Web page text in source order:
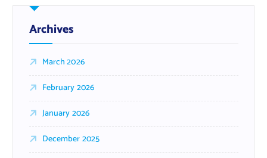
Archives
March 2026
February 2026
January 2026
December 2025